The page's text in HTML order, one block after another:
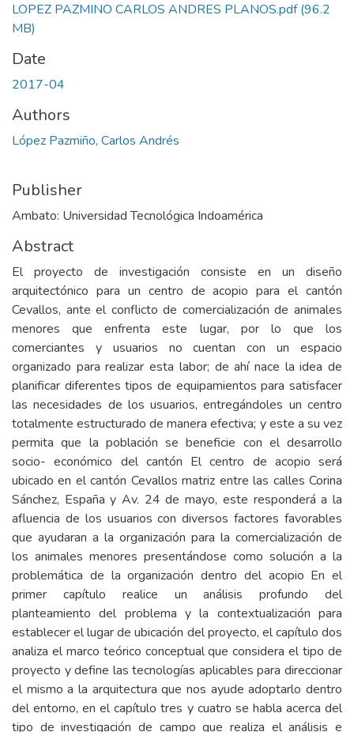
LOPEZ PAZMINO CARLOS ANDRES PLANOS.pdf(96.2
MB)
Date
2017-04
Authors
López Pazmiño, Carlos Andrés
Publisher
Ambato: Universidad Tecnológica Indoamérica
Abstract
El proyecto de investigación consiste en un diseño
arquitectónico para un centro de acopio para el cantón
Cevallos, ante el conflicto de comercialización de animales
menores que enfrenta este lugar, por lo que los
comerciantes y usuarios no cuentan con un espacio
organizado para realizar esta labor; de ahí nace la idea de
planificar diferentes tipos de equipamientos para satisfacer
las necesidades de los usuarios, entregándoles un centro
totalmente estructurado de manera efectiva; y este a su vez
permita que la población se beneficie con el desarrollo
socio- económico del cantón El centro de acopio será
ubicado en el cantón Cevallos matriz entre las calles Corina
Sánchez, España y Av. 24 de mayo, este responderá a la
afluencia de los usuarios con diversos factores favorables
que ayudaran a la organización para la comercialización de
los animales menores presentándose como solución a la
problemática de la organización dentro del acopio En el
primer capítulo realice un análisis profundo del
planteamiento del problema y la contextualización para
establecer el lugar de ubicación del proyecto, el capítulo dos
analiza el marco teórico conceptual que considera el tipo de
proyecto y define las tecnologías aplicables para direccionar
el mismo a la arquitectura que nos ayude adoptarlo dentro
del entorno, en el capítulo tres y cuatro se habla acerca del
tipo de investigación de campo que realiza el análisis e